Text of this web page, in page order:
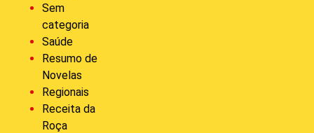
Sem
categoria
Saúde
Resumo de
Novelas
Regionais
Receita da
Roça